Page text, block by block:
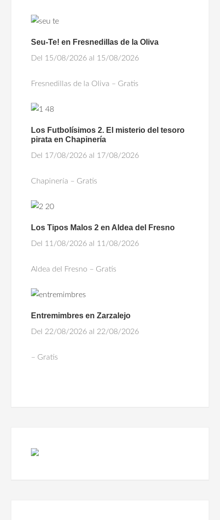
Seu-Te! en Fresnedillas de la Oliva
Del 15/08/2026 al 15/08/2026
Fresnedillas de la Oliva – Gratis
Los Futbolísimos 2. El misterio del tesoro
pirata en Chapinería
Del 17/08/2026 al 17/08/2026
Chapinería – Gratis
Los Tipos Malos 2 en Aldea del Fresno
Del 11/08/2026 al 11/08/2026
Aldea del Fresno – Gratis
Entremimbres en Zarzalejo
Del 22/08/2026 al 22/08/2026
– Gratis